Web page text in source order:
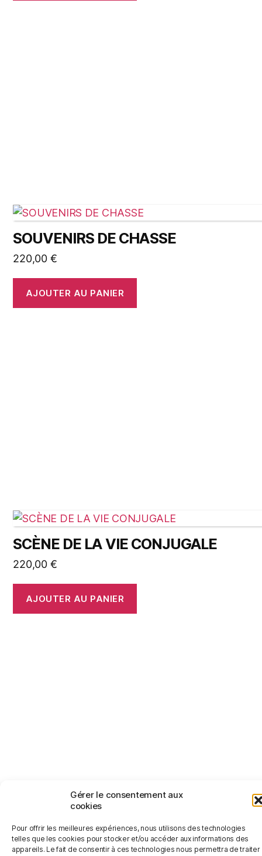
Gérer le consentement aux
cookies
Pour offrir les meilleures expériences, nous utilisons des technologies
telles que les cookies pour stocker et/ou accéder aux informations des
appareils. Le fait de consentir à ces technologies nous permettra de traiter
SOUVENIRS DE CHASSE
220,00 €
AJOUTER AU PANIER
SCÈNE DE LA VIE CONJUGALE
220,00 €
AJOUTER AU PANIER
Politique de confidentialité